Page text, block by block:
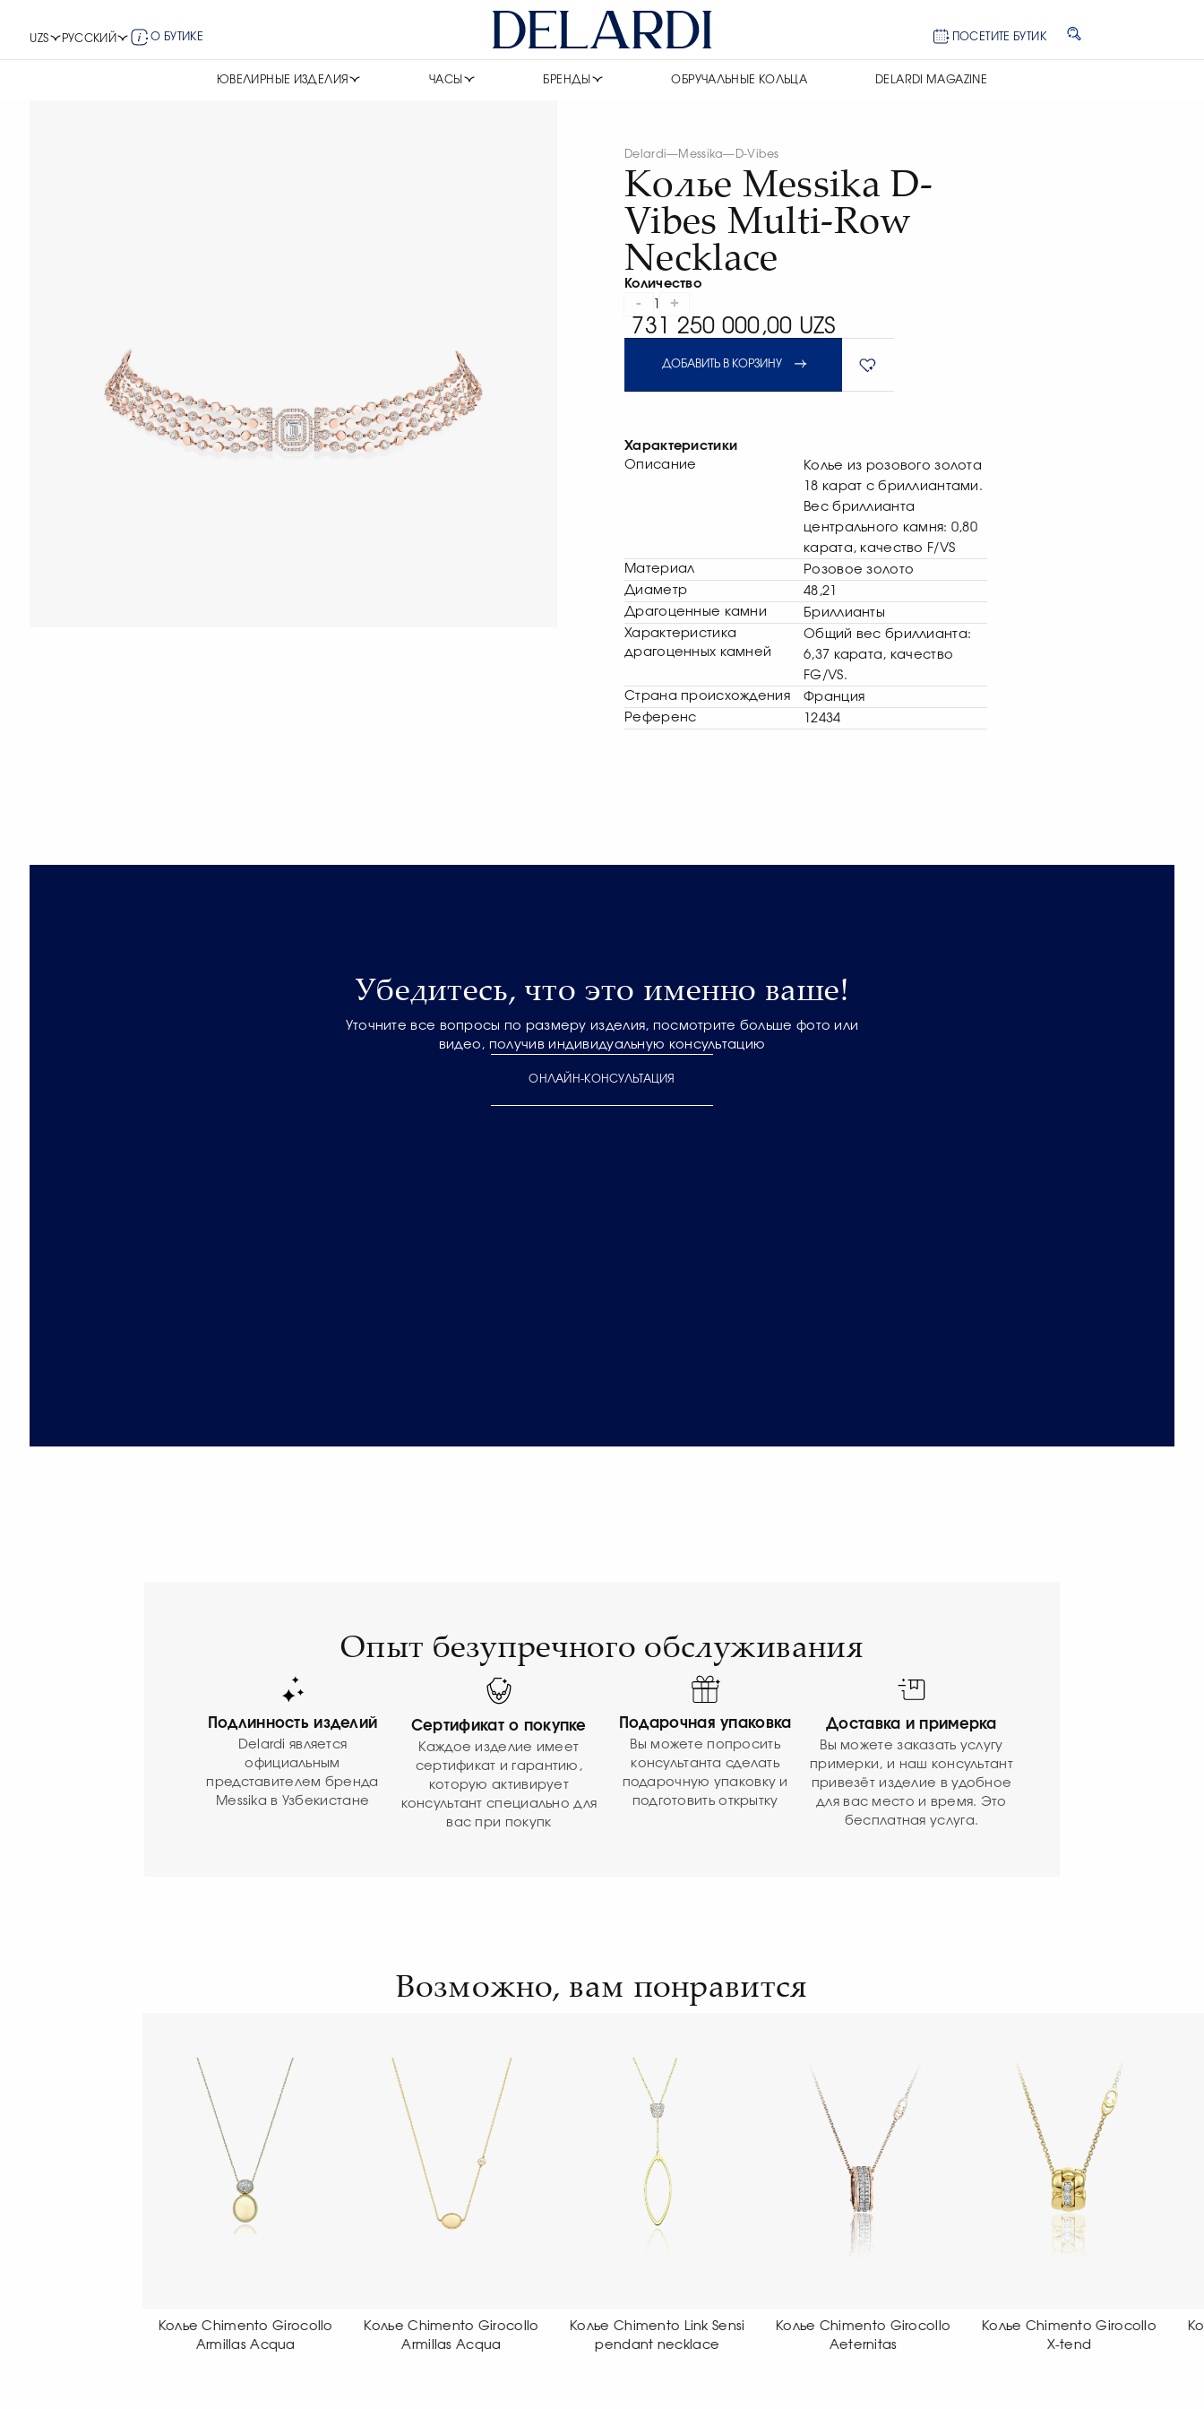
UZS РУССКИЙ О БУТИКЕ ПОСЕТИТЕ БУТИК
ЮВЕЛИРНЫЕ ИЗДЕЛИЯ ЧАСЫ БРЕНДЫ ОБРУЧАЛЬНЫЕ КОЛЬЦА DELARDI MAGAZINE
Delardi—Messika— D-Vibes
Колье Messika D-
Vibes Multi-Row
Necklace
Количество
- +
731 250 000,00 UZS
ДОБАВИТЬ В КОРЗИНУ
Характеристики
Описание
Колье из розового золота
18 карат с бриллиантами.
Вес бриллианта
центрального камня: 0,80
карата, качество F/VS
Материал
Розовое золото
Диаметр
48,21
Драгоценные камни
Бриллианты
Характеристика
драгоценных камней
Общий вес бриллианта:
6,37 карата, качество
FG/VS.
Страна происхождения
Франция
Референс
12434
Убедитесь, что это именно ваше!
Уточните все вопросы по размеру изделия, посмотрите больше фото или
видео, получив индивидуальную консультацию
ОНЛАЙН-КОНСУЛЬТАЦИЯ
Опыт безупречного обслуживания
Подлинность изделий
Delardi является
официальным
представителем бренда
Messika в Узбекистане
Сертификат о покупке
Каждое изделие имеет
сертификат и гарантию,
которую активирует
консультант специально для
вас при покупк
Подарочная упаковка
Вы можете попросить
консультанта сделать
подарочную упаковку и
подготовить открытку
Доставка и примерка
Вы можете заказать услугу
примерки, и наш консультант
привезёт изделие в удобное
для вас место и время. Это
бесплатная услуга.
Возможно, вам понравится
Колье Chimento Girocollo
Armillas Acqua
Колье Chimento Link Sensi
pendant necklace
Колье Chimento Girocollo
Aeternitas
Колье Chimento Girocollo
X-tend
Колье Chimento Girocollo
X-tend